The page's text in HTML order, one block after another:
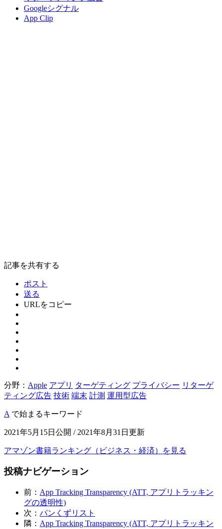
Googleシグナル
App Clip
記事を共有する
ポスト
送る
URLをコピー
分野： Apple アプリ ターゲティング プライバシー リターゲ
ティング広告 技術 端末 計測 運用型広告
A で始まるキーワード
2021年5月15日公開 / 2021年8月31日更新
アマゾン書籍ランキング（ビジネス・経済）を見る
投稿ナビゲーション
前： App Tracking Transparency (ATT, アプリトラッキン
グの透明性)
次： パンくずリスト
隣： App Tracking Transparency (ATT, アプリトラッキン